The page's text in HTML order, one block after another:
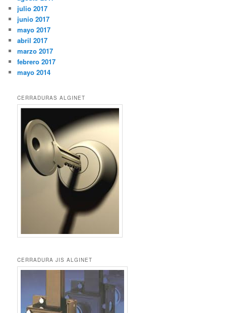
julio 2017
junio 2017
mayo 2017
abril 2017
marzo 2017
febrero 2017
mayo 2014
CERRADURAS ALGINET
CERRADURA JIS ALGINET